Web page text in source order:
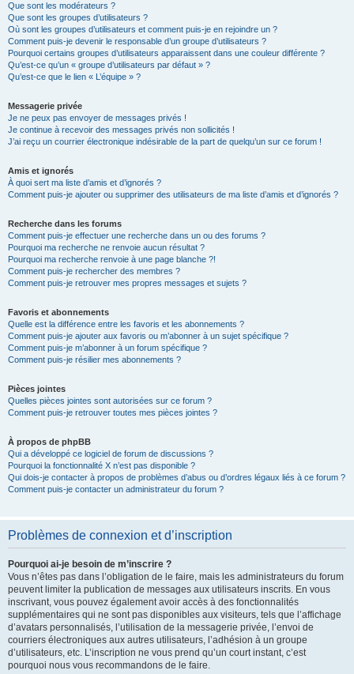
Que sont les modérateurs ?
Que sont les groupes d’utilisateurs ?
Où sont les groupes d’utilisateurs et comment puis-je en rejoindre un ?
Comment puis-je devenir le responsable d’un groupe d’utilisateurs ?
Pourquoi certains groupes d’utilisateurs apparaissent dans une couleur différente ?
Qu’est-ce qu’un « groupe d’utilisateurs par défaut » ?
Qu’est-ce que le lien « L’équipe » ?
Messagerie privée
Je ne peux pas envoyer de messages privés !
Je continue à recevoir des messages privés non sollicités !
J’ai reçu un courrier électronique indésirable de la part de quelqu’un sur ce forum !
Amis et ignorés
À quoi sert ma liste d’amis et d’ignorés ?
Comment puis-je ajouter ou supprimer des utilisateurs de ma liste d’amis et d’ignorés ?
Recherche dans les forums
Comment puis-je effectuer une recherche dans un ou des forums ?
Pourquoi ma recherche ne renvoie aucun résultat ?
Pourquoi ma recherche renvoie à une page blanche ?!
Comment puis-je rechercher des membres ?
Comment puis-je retrouver mes propres messages et sujets ?
Favoris et abonnements
Quelle est la différence entre les favoris et les abonnements ?
Comment puis-je ajouter aux favoris ou m’abonner à un sujet spécifique ?
Comment puis-je m’abonner à un forum spécifique ?
Comment puis-je résilier mes abonnements ?
Pièces jointes
Quelles pièces jointes sont autorisées sur ce forum ?
Comment puis-je retrouver toutes mes pièces jointes ?
À propos de phpBB
Qui a développé ce logiciel de forum de discussions ?
Pourquoi la fonctionnalité X n’est pas disponible ?
Qui dois-je contacter à propos de problèmes d’abus ou d’ordres légaux liés à ce forum ?
Comment puis-je contacter un administrateur du forum ?
Problèmes de connexion et d’inscription
Pourquoi ai-je besoin de m’inscrire ?
Vous n’êtes pas dans l’obligation de le faire, mais les administrateurs du forum
peuvent limiter la publication de messages aux utilisateurs inscrits. En vous
inscrivant, vous pouvez également avoir accès à des fonctionnalités
supplémentaires qui ne sont pas disponibles aux visiteurs, tels que l’affichage
d’avatars personnalisés, l’utilisation de la messagerie privée, l’envoi de
courriers électroniques aux autres utilisateurs, l’adhésion à un groupe
d’utilisateurs, etc. L’inscription ne vous prend qu’un court instant, c’est
pourquoi nous vous recommandons de le faire.